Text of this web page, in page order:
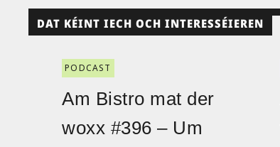
DAT KÉINT IECH OCH INTERESSÉIEREN
PODCAST
Am Bistro mat der
woxx #396 – Um